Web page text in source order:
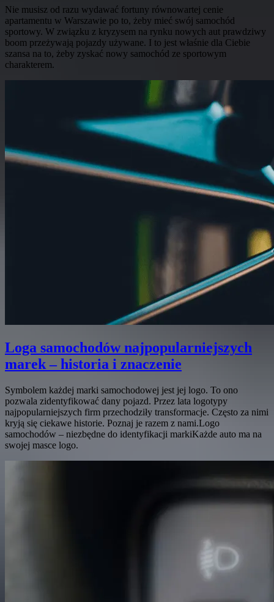
Nie musisz od razu wydawać fortuny równowartej cenie
apartamentu w Warszawie po to, żeby mieć swój samochód
sportowy. W związku z kryzysem na rynku nowych aut prawdziwy
boom przeżywają pojazdy używane. I to jest właśnie dla Ciebie
szansa na to, żeby zyskać nowy samochód ze sportowym
charakterem.
Loga samochodów najpopularniejszych
marek – historia i znaczenie
Symbolem każdej marki samochodowej jest jej logo. To ono
pozwala zidentyfikować dany pojazd. Przez lata logotypy
najpopularniejszych firm przechodziły transformacje. Często za nimi
kryją się ciekawe historie. Poznaj je razem z nami.Logo
samochodów – niezbędne do identyfikacji markiKażde auto ma na
swojej masce logo.